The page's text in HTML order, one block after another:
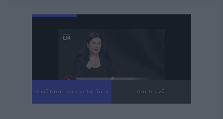
Următorul videoclip în 4 Anulează